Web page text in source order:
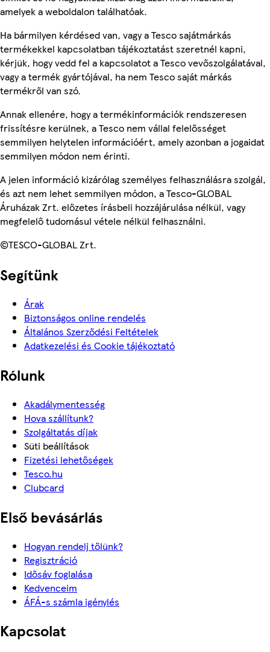
amelyek a weboldalon találhatóak.
Ha bármilyen kérdésed van, vagy a Tesco sajátmárkás
termékekkel kapcsolatban tájékoztatást szeretnél kapni,
kérjük, hogy vedd fel a kapcsolatot a Tesco vevőszolgálatával,
vagy a termék gyártójával, ha nem Tesco saját márkás
termékről van szó.
Annak ellenére, hogy a termékinformációk rendszeresen
frissítésre kerülnek, a Tesco nem vállal felelősséget
semmilyen helytelen információért, amely azonban a jogaidat
semmilyen módon nem érinti.
A jelen információ kizárólag személyes felhasználásra szolgál,
és azt nem lehet semmilyen módon, a Tesco-GLOBAL
Áruházak Zrt. előzetes írásbeli hozzájárulása nélkül, vagy
megfelelő tudomásul vétele nélkül felhasználni.
©TESCO-GLOBAL Zrt.
Segítünk
Árak
Biztonságos online rendelés
Általános Szerződési Feltételek
Adatkezelési és Cookie tájékoztató
Rólunk
Akadálymentesség
Hova szállítunk?
Szolgáltatás díjak
Süti beállítások
Fizetési lehetőségek
Tesco.hu
Clubcard
Első bevásárlás
Hogyan rendelj tőlünk?
Regisztráció
Idősáv foglalása
Kedvenceim
ÁFÁ-s számla igénylés
Kapcsolat